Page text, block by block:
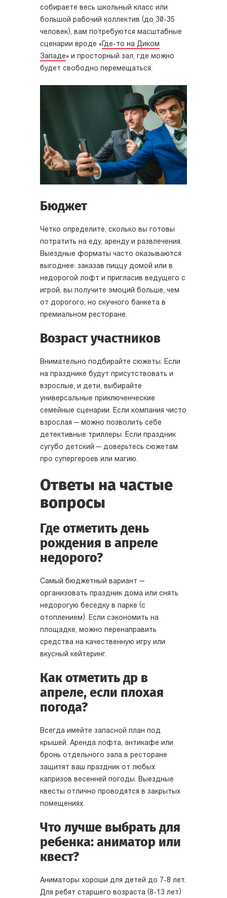
собираете весь школьный класс или
большой рабочий коллектив (до 30-35
человек), вам потребуются масштабные
сценарии вроде « Где-то на Диком
Западе» и просторный зал, где можно
будет свободно перемещаться.
Бюджет
Четко определите, сколько вы готовы
потратить на еду, аренду и развлечения.
Выездные форматы часто оказываются
выгоднее: заказав пиццу домой или в
недорогой лофт и пригласив ведущего с
игрой, вы получите эмоций больше, чем
от дорогого, но скучного банкета в
премиальном ресторане.
Возраст участников
Внимательно подбирайте сюжеты. Если
на празднике будут присутствовать и
взрослые, и дети, выбирайте
универсальные приключенческие
семейные сценарии. Если компания чисто
взрослая — можно позволить себе
детективные триллеры. Если праздник
сугубо детский — доверьтесь сюжетам
про супергероев или магию.
Ответы на частые
вопросы
Где отметить день
рождения в апреле
недорого?
Самый бюджетный вариант —
организовать праздник дома или снять
недорогую беседку в парке (с
отоплением). Если сэкономить на
площадке, можно перенаправить
средства на качественную игру или
вкусный кейтеринг.
Как отметить др в
апреле, если плохая
погода?
Всегда имейте запасной план под
крышей. Аренда лофта, антикафе или
бронь отдельного зала в ресторане
защитят ваш праздник от любых
капризов весенней погоды. Выездные
квесты отлично проводятся в закрытых
помещениях.
Что лучше выбрать для
ребенка: аниматор или
квест?
Аниматоры хороши для детей до 7-8 лет.
Для ребят старшего возраста (8-13 лет)